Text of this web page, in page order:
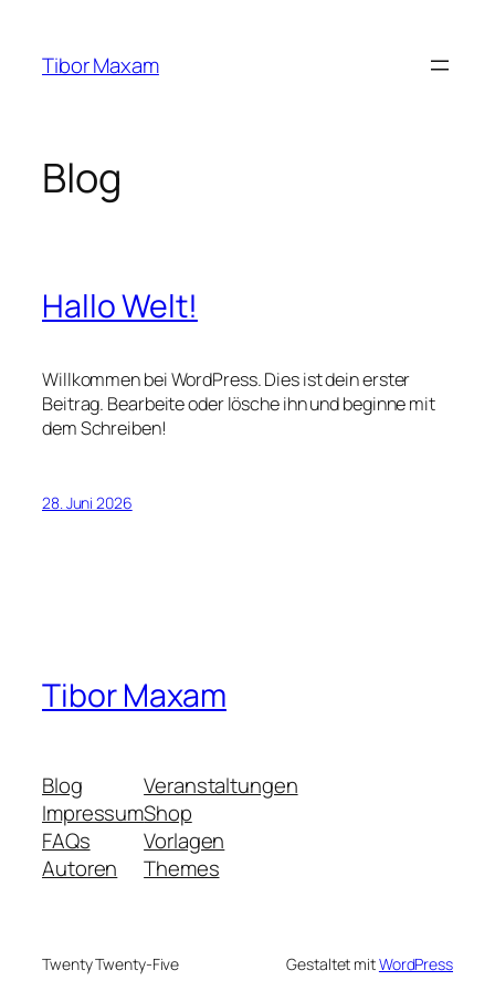
springen
Tibor Maxam
Blog
Hallo Welt!
Willkommen bei WordPress. Dies ist dein erster
Beitrag. Bearbeite oder lösche ihn und beginne mit
dem Schreiben!
28. Juni 2026
Tibor Maxam
Blog
Impressum
FAQs
Autoren
Veranstaltungen
Shop
Vorlagen
Themes
Twenty Twenty-Five Gestaltet mitWordPress